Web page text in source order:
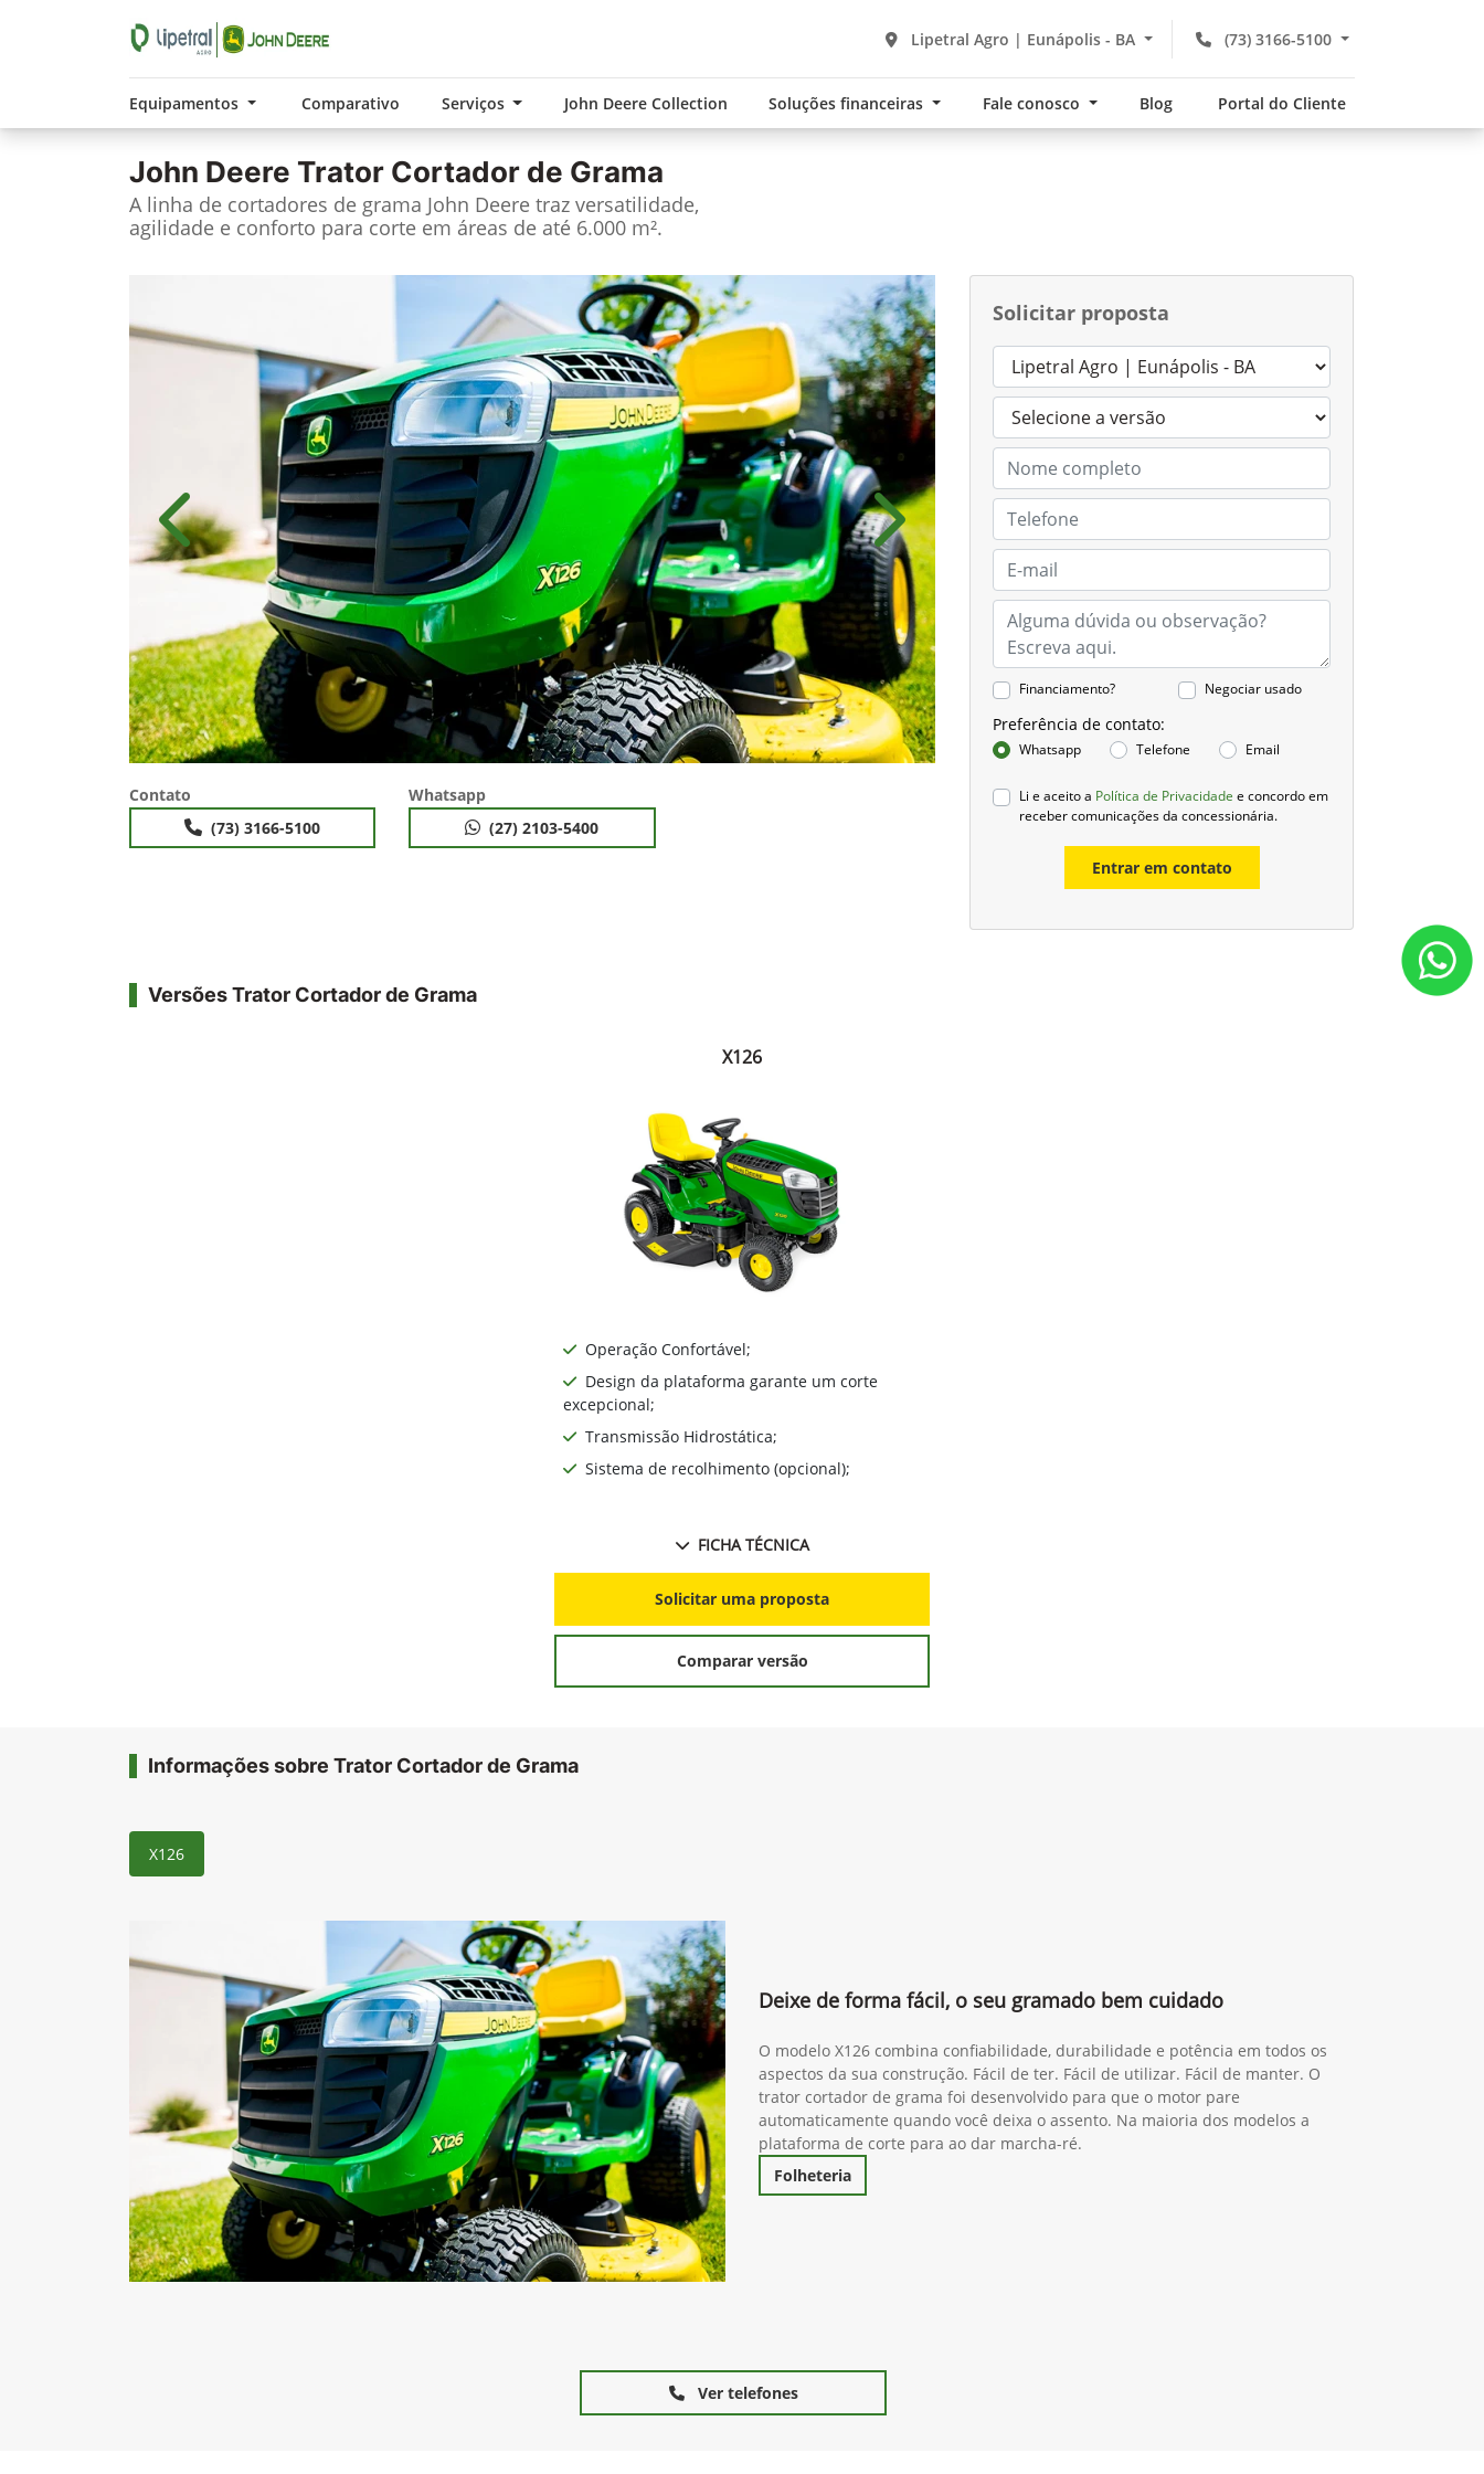
(73) 3166-5100
Lipetral Agro | Eunápolis - BA
Equipamentos Comparativo Serviços John Deere Collection Soluções financeiras Fale conosco Blog Portal do Cliente
John Deere Trator Cortador de Grama
A linha de cortadores de grama John Deere traz versatilidade,
agilidade e conforto para corte em áreas de até 6.000 m².
Solicitar proposta
Financiamento? Negociar usado
Preferência de contato:
Whatsapp Telefone Email
Li e aceito a Política de Privacidade e concordo em
receber comunicações da concessionária.
Entrar em contato
Anterior Próximo
Contato
(73) 3166-5100
Whatsapp
(27) 2103-5400
Versões Trator Cortador de Grama
X126
Operação Confortável;
Design da plataforma garante um corte
excepcional;
Transmissão Hidrostática;
Sistema de recolhimento (opcional);
FICHA TÉCNICA
Solicitar uma proposta
Comparar versão
Informações sobre Trator Cortador de Grama
X126
Deixe de forma fácil, o seu gramado bem cuidado
O modelo X126 combina confiabilidade, durabilidade e potência em todos os
aspectos da sua construção. Fácil de ter. Fácil de utilizar. Fácil de manter. O
trator cortador de grama foi desenvolvido para que o motor pare
automaticamente quando você deixa o assento. Na maioria dos modelos a
plataforma de corte para ao dar marcha-ré.
Folheteria
Ver telefones